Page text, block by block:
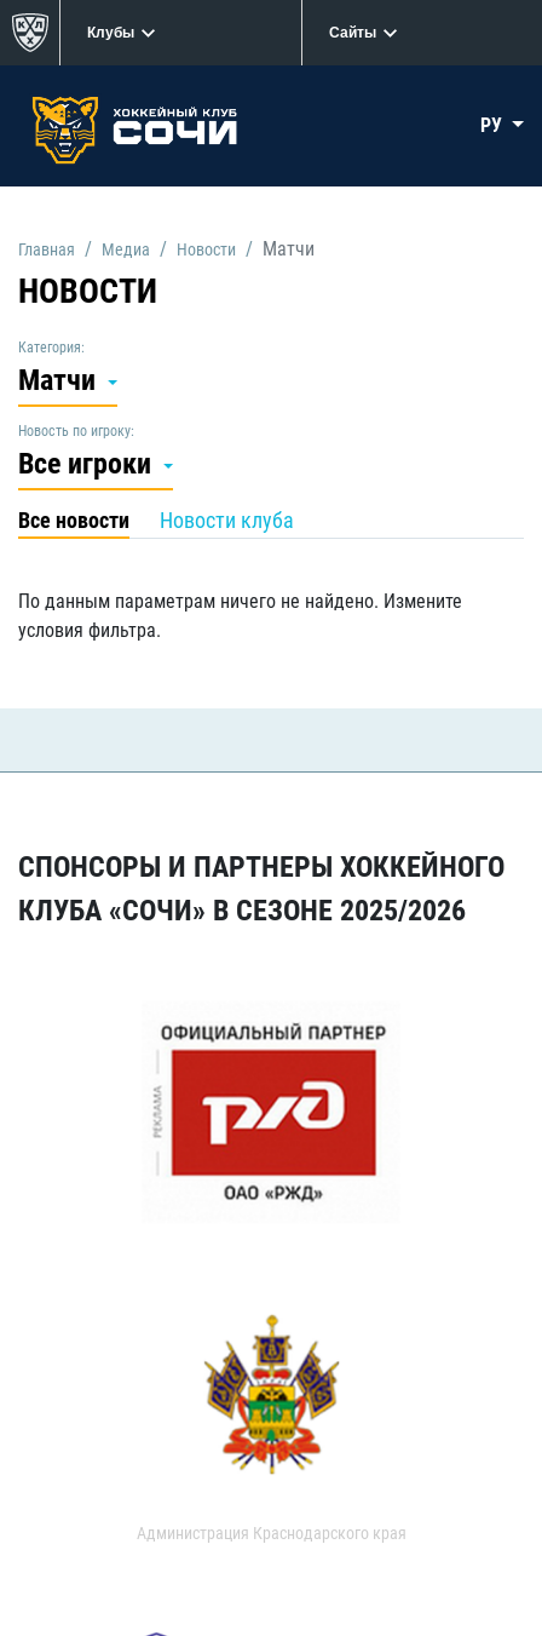
Клубы Сайты
РУ
Главная Медиа Новости Матчи
НОВОСТИ
Категория:
Матчи
Новость по игроку:
Все игроки
Все новости Новости клуба
По данным параметрам ничего не найдено. Измените
условия фильтра.
СПОНСОРЫ И ПАРТНЕРЫ ХОККЕЙНОГО
КЛУБА «СОЧИ» В СЕЗОНЕ 2025/2026
Администрация Краснодарского края